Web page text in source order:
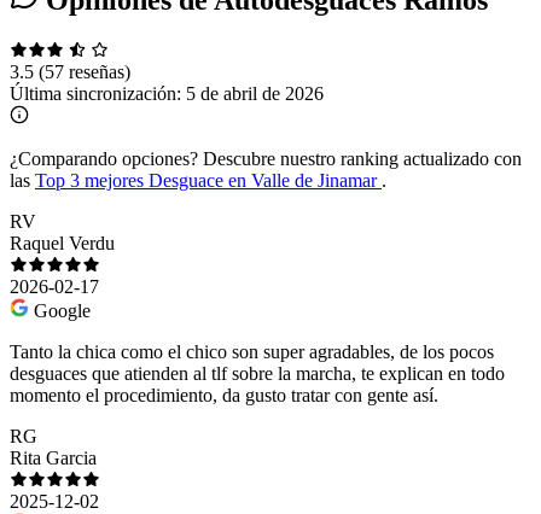
3.5 (57 reseñas)
Última sincronización: 5 de abril de 2026
¿Comparando opciones? Descubre nuestro ranking actualizado con
las Top 3 mejores Desguace en Valle de Jinamar .
RV
Raquel Verdu
2026-02-17
Google
Tanto la chica como el chico son super agradables, de los pocos
desguaces que atienden al tlf sobre la marcha, te explican en todo
momento el procedimiento, da gusto tratar con gente así.
RG
Rita Garcia
2025-12-02